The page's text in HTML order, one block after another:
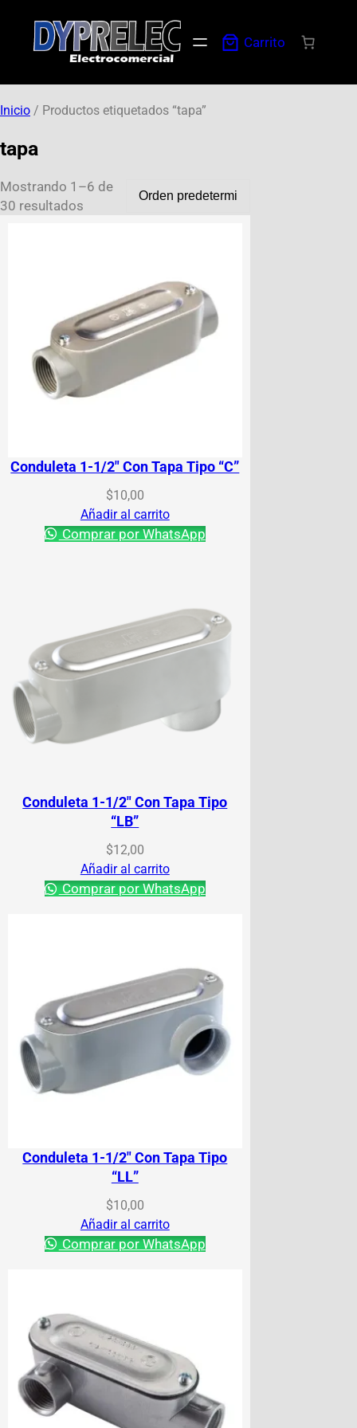
Carrito
Inicio / Productos etiquetados “tapa”
tapa
Mostrando 1–6 de
30 resultados
Conduleta 1-1/2″ Con Tapa Tipo “C”
$10,00
Añadir al carrito
Comprar por WhatsApp
Conduleta 1-1/2″ Con Tapa Tipo
“LB”
$12,00
Añadir al carrito
Comprar por WhatsApp
Conduleta 1-1/2″ Con Tapa Tipo
“LL”
$10,00
Añadir al carrito
Comprar por WhatsApp